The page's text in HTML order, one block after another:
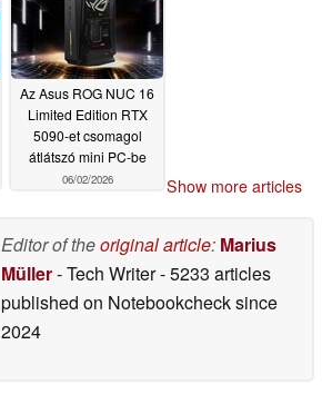
Az Asus ROG NUC 16
Limited Edition RTX
5090-et csomagol
átlátszó mini PC-be
06/02/2026 Show more articles
Editor of theoriginal article: Marius
Müller- Tech Writer- 5233 articles
published on Notebookchecksince
2024